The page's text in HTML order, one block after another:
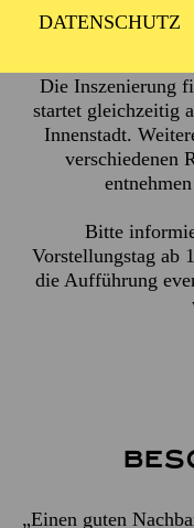
DATENSCHUTZ
Die Inszenierung
startet gleichzeitig
Innenstadt.
verschiedenen
Bitte
Vorstellungstag ab
die Aufführung
„Einen guten